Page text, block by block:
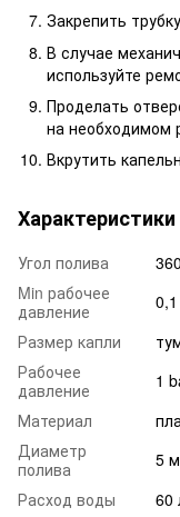
Закрепить
В случае
используйте
Проделать
на необходимом
Вкрутить
Характеристики
Угол полива
Min рабочее
давление
Размер капли
Рабочее
давление
1
Материал
Диаметр
полива
5 м
Расход воды
60